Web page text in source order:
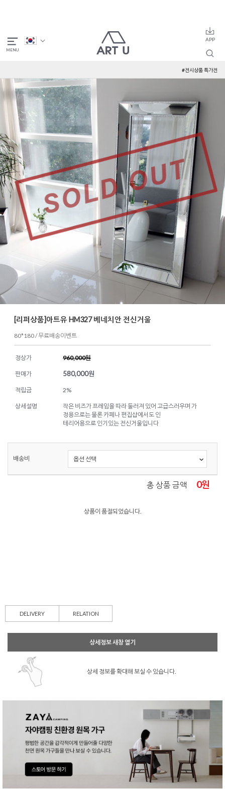
#전시상품 특가전
[리퍼상품]아트유 HM327 베네치안 전신거울
80*180 / 무료배송이벤트
정상가 960,000원
판매가 580,000원
적립금 2%
상세설명
작은 비즈가 프레임을 따라 둘러져 있어 고급스러우며 가
정용으로는 물론 카페나 편집샵에서도 인
테리어용으로 인기있는 전신거울입니다
배송비
총 상품 금액 0원
상품이 품절되었습니다.
DELIVERY RELATION
상세정보 새창 열기
상세 정보를 확대해 보실 수 있습니다.